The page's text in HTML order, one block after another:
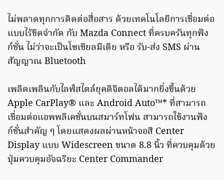
ไม่พลาดทุกการติดต่อสื่อสาร ด้วยเทคโนโลยีการเชื่อมต่อ
แบบไร้ขีดจำกัด กับ Mazda Connect ที่ครบครันทุกฟัง
ก์ชั่น ไม่ว่าจะเป็นโซเชียลมีเดีย หรือ รับ-ส่ง SMS ผ่าน
สัญญาณ Bluetooth
เพลิดเพลินกับไลฟ์สไตล์ยุคดิจิตอลได้มากยิ่งขึ้นด้วย
Apple CarPlay® และ Android Auto™* ที่สามารถ
เชื่อมต่อแอพพลิเคชั่นบนสมาร์ทโฟน สามารถใช้งานฟัง
ก์ชั่นสำคัญ ๆ โดยแสดงผลผ่านหน้าจอสี Center
Display แบบ Widescreen ขนาด 8.8 นิ้ว ที่ควบคุมด้วย
ปุ่มควบคุมอัจฉริยะ Center Commander